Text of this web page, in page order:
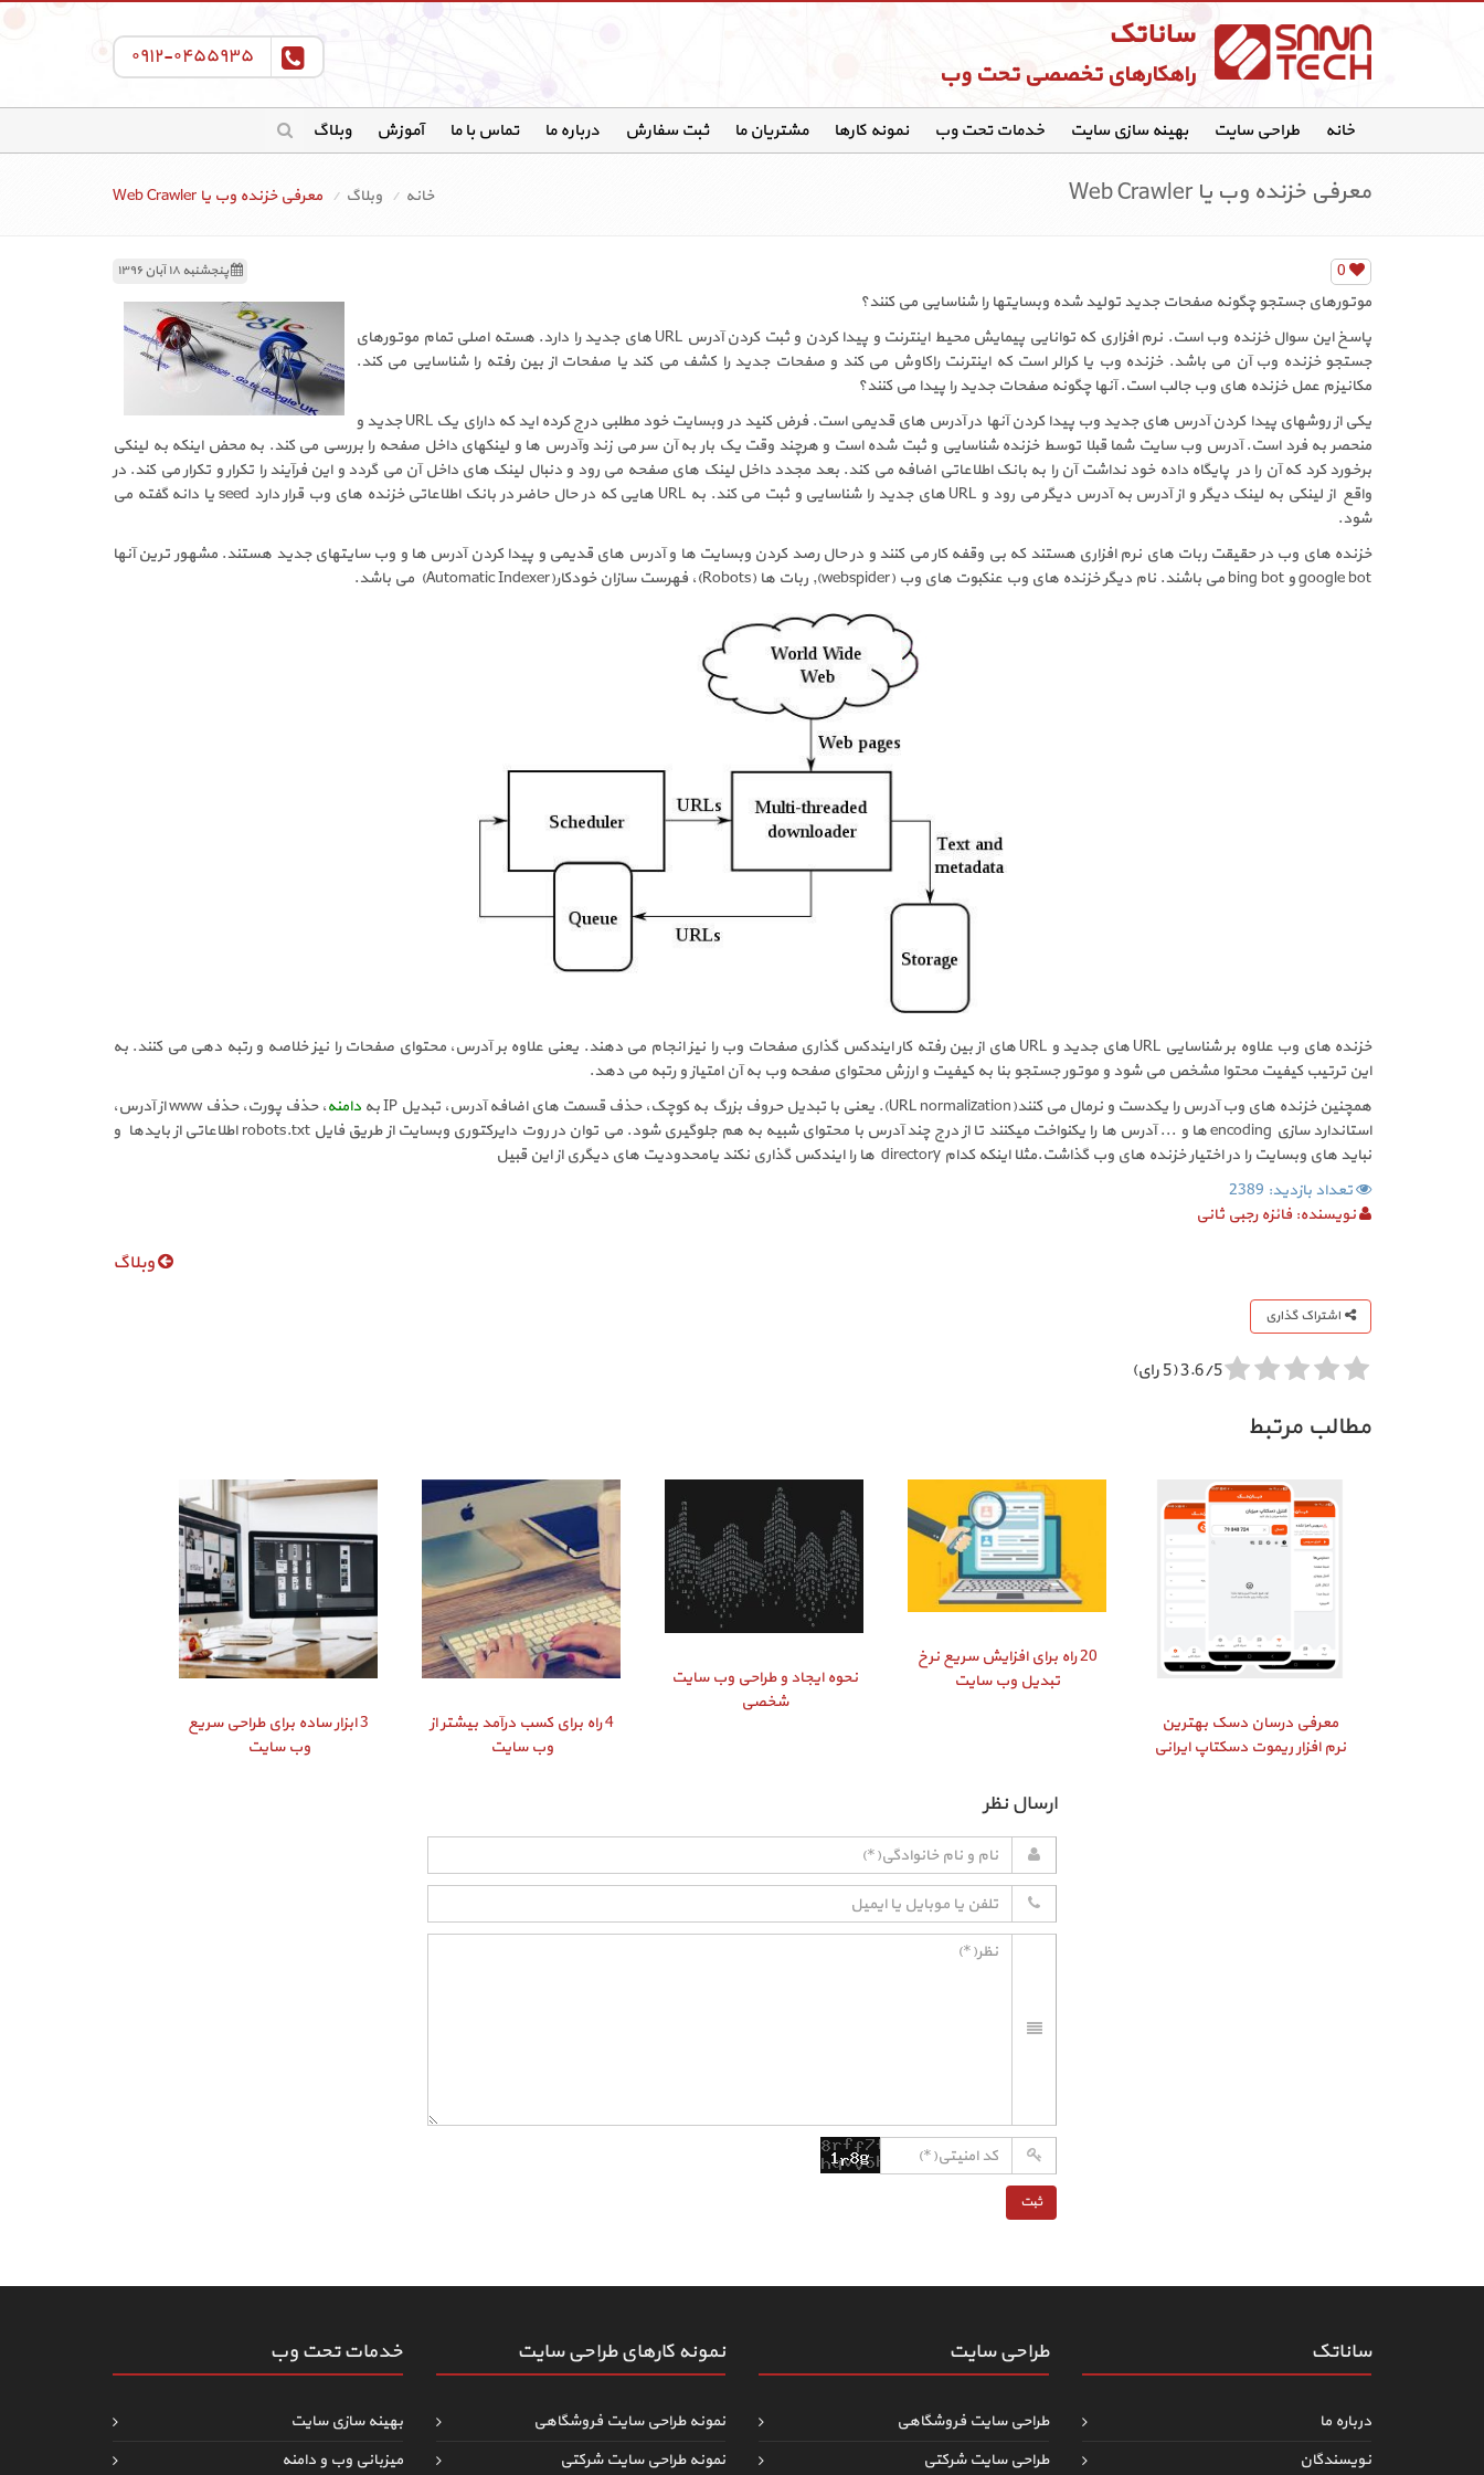
ساناتک
راهکارهای تخصصی تحت وب
۰۹۱۲-۰۴۵۵۹۳۵
خانه طراحی سایت بهینه سازی سایت خدمات تحت وب نمونه کارها مشتریان ما ثبت سفارش درباره ما تماس با ما آموزش وبلاگ
خانه وبلاگ معرفی خزنده وب یا Web Crawler معرفی خزنده وب یا Web Crawler
پنجشنبه ۱۸ آبان ۱۳۹۶
0
موتورهای جستجو چگونه صفحات جدید تولید شده وبسایتها را شناسایی می کنند؟
پاسخ این سوال خزنده وب است. نرم افزاری که توانایی پیمایش محیط اینترنت و پیدا کردن و ثبت کردن آدرس URL های جدید را دارد. هسته اصلی تمام موتورهای
جستجو خزنده وب آن می باشد. خزنده وب یا کرالر است که اینترنت راکاوش می کند و صفحات جدید را کشف می کند یا صفحات از بین رفته را شناسایی می کند.
مکانیزم عمل خزنده های وب جالب است. آنها چگونه صفحات جدید را پیدا می کنند؟
یکی از روشهای پیدا کردن آدرس های جدید وب پیدا کردن آنها در آدرس های قدیمی است. فرض کنید در وبسایت خود مطلبی درج کرده اید که دارای یک URL جدید و
منحصر به فرد است. آدرس وب سایت شما قبلا توسط خزنده شناسایی و ثبت شده است و هرچند وقت یک بار به آن سر می زند وآدرس ها و لینکهای داخل صفحه را بررسی می کند. به محض اینکه به لینکی
برخورد کرد که آن را در پایگاه داده خود نداشت آن را به بانک اطلاعاتی اضافه می کند. بعد مجدد داخل لینک های صفحه می رود و دنبال لینک های داخل آن می گردد و این فرآیند را تکرار و تکرار می کند. در
واقع از لینکی به لینک دیگر و از آدرس به آدرس دیگر می رود و URL های جدید را شناسایی و ثبت می کند. به URL هایی که در حال حاضر در بانک اطلاعاتی خزنده های وب قرار دارد seed یا دانه گفته می
شود.
خزنده های وب در حقیقت ربات های نرم افزاری هستند که بی وقفه کار می کنند و در حال رصد کردن وبسایت ها و آدرس های قدیمی و پیدا کردن آدرس ها و وب سایتهای جدید هستند. مشهور ترین آنها
google bot و bing bot می باشند. نام دیگر خزنده های وب عنکبوت های وب (webspider), ربات ها (Robots)، فهرست سازان خودکار(Automatic Indexer) می باشد.
خزنده های وب علاوه بر شناسایی URL های جدید و URL های از بین رفته کار ایندکس گذاری صفحات وب را نیز انجام می دهند. یعنی علاوه بر آدرس، محتوای صفحات را نیز خلاصه و رتبه دهی می کنند. به
این ترتیب کیفیت محتوا مشخص می شود و موتور جستجو بنا به کیفیت و ارزش محتوای صفحه وب به آن امتیاز و رتبه می دهد.
همچنین خزنده های وب آدرس را یکدست و نرمال می کنند(URL normalization). یعنی با تبدیل حروف بزرگ به کوچک، حذف قسمت های اضافه آدرس، تبدیل IP به
دامنه
، حذف پورت، حذف www از آدرس،
استاندارد سازی encoding ها و ... آدرس ها را یکنواخت میکنند تا از درج چند آدرس با محتوای شبیه به هم جلوگیری شود. می توان در روت دایرکتوری وبسایت از طریق فایل robots.txt اطلاعاتی از بایدها و
نباید های وبسایت را در اختیار خزنده های وب گذاشت.مثلا اینکه کدام directory ها را ایندکس گذاری نکند یامحدودیت های دیگری از این قبیل
تعداد بازدید: 2389
نویسنده: فائزه رجبی ثانی
وبلاگ
اشتراک گذاری
3.6/5 (5 رای)
مطالب مرتبط
معرفی درسان دسک بهترین
نرم افزار ریموت دسکتاپ ایرانی
20 راه برای افزایش سریع نرخ
تبدیل وب سایت
نحوه ایجاد و طراحی وب سایت
شخصی
4 راه برای کسب درآمد بیشتر از
وب سایت
3 ابزار ساده برای طراحی سریع
وب سایت
ارسال نظر
ساناتک
درباره ما
نویسندگان
طراحی سایت
طراحی سایت فروشگاهی
طراحی سایت شرکتی
نمونه کارهای طراحی سایت
نمونه طراحی سایت فروشگاهی
نمونه طراحی سایت شرکتی
خدمات تحت وب
بهینه سازی سایت
میزبانی وب و دامنه